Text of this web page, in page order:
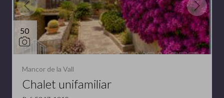
50
Mancor de la Vall
Chalet unifamiliar